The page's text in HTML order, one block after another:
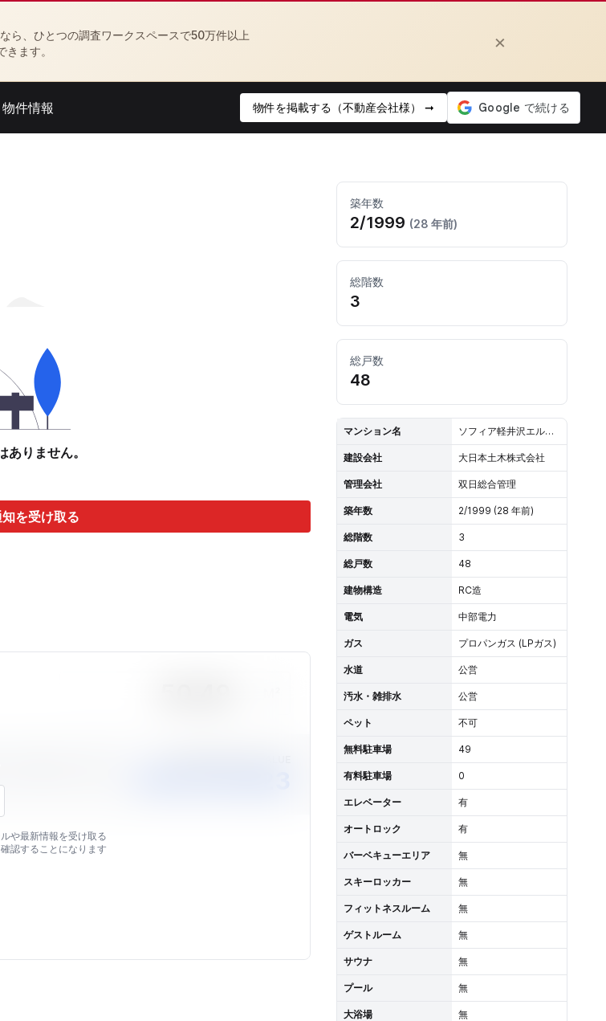
、ひとつの調査ワークスペースで50万件以上
ます。
×
Open feed menu
物件情報 物件を掲載する（不動産会社様） ➞
りません。
を受け取る
や最新情報を受け取る
認することになります
でも目安であり、販売
築年数
2/1999 (28 年前)
総階数
3
総戸数
48
マンション名 ソフィア軽井沢エルミタージュ
建設会社 大日本土木株式会社
管理会社 双日総合管理
築年数 2/1999 (28 年前)
総階数 3
総戸数 48
建物構造 RC造
電気 中部電力
ガス プロパンガス (LPガス)
水道 公営
汚水・雑排水 公営
ペット 不可
無料駐車場 49
有料駐車場 0
エレベーター 有
オートロック 有
バーベキューエリア 無
スキーロッカー 無
フィットネスルーム 無
ゲストルーム 無
サウナ 無
プール 無
大浴場 無